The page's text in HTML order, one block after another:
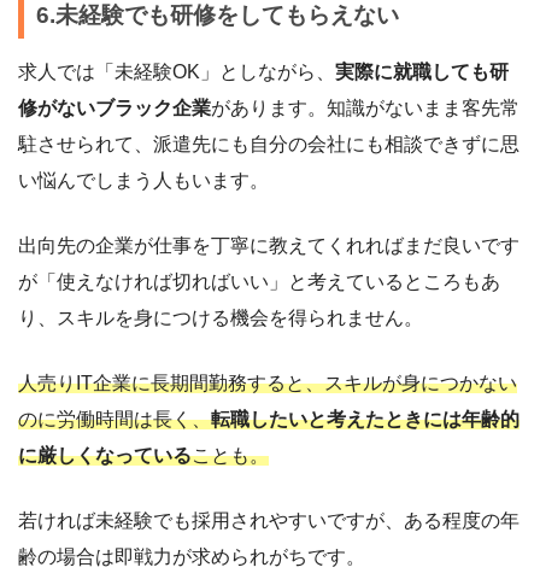
6.未経験でも研修をしてもらえない
求人では「未経験OK」としながら、 実際に就職しても研
修がないブラック企業があります。知識がないまま客先常
駐させられて、派遣先にも自分の会社にも相談できずに思
い悩んでしまう人もいます。
出向先の企業が仕事を丁寧に教えてくれればまだ良いです
が「使えなければ切ればいい」と考えているところもあ
り、スキルを身につける機会を得られません。
人売りIT企業に長期間勤務すると、スキルが身につかない
のに労働時間は長く、転職したいと考えたときには年齢的
に厳しくなっていることも。
若ければ未経験でも採用されやすいですが、ある程度の年
齢の場合は即戦力が求められがちです。